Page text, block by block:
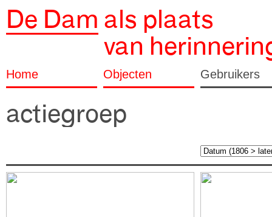
De Dam als plaats
van
Home Objecten Gebruikers
actiegroep